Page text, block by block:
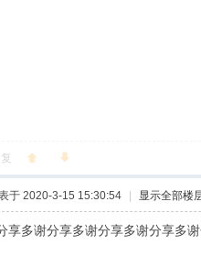
于 2020-3-15 15:30:54 显示全部楼
享多谢分享多谢分享多谢分享多